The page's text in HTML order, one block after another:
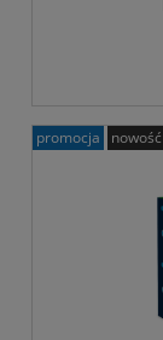
promocja nowość